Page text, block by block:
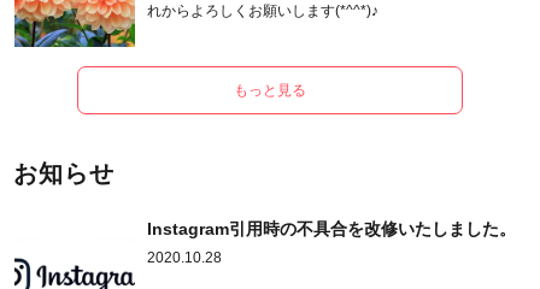
れからよろしくお願いします(*^^*)♪
もっと見る
お知らせ
Instagram引用時の不具合を改修いたしました。
2020.10.28